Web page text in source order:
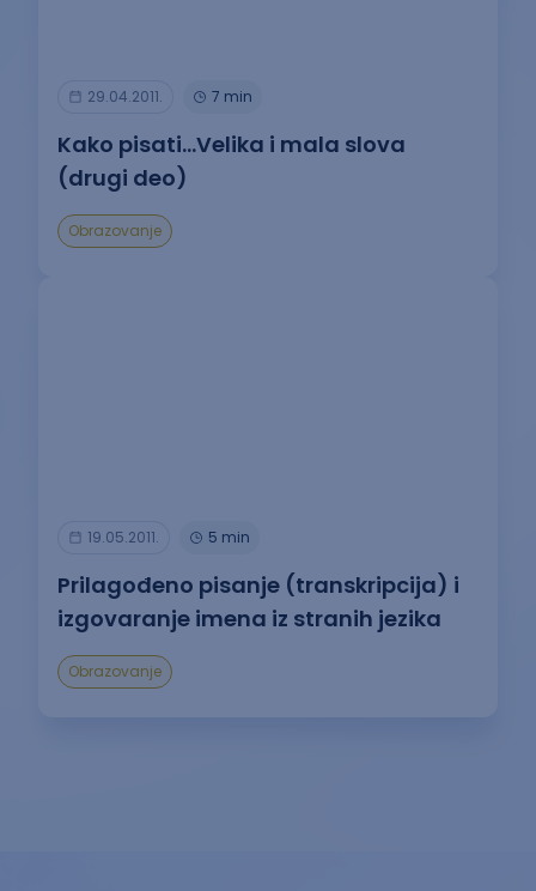
29.04.2011. 7 min
Kako pisati…Velika i mala slova
(drugi deo)
Obrazovanje
19.05.2011. 5 min
Prilagođeno pisanje (transkripcija) i
izgovaranje imena iz stranih jezika
Obrazovanje